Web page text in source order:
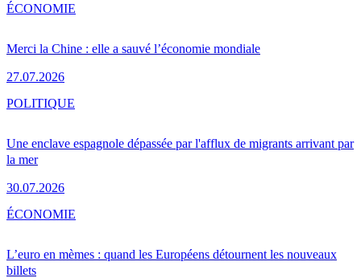
Merci la Chine : elle a sauvé l’économie mondiale
27.07.2026
ÉCONOMIE
Une enclave espagnole dépassée par l'afflux de migrants arrivant par
la mer
30.07.2026
POLITIQUE
L’euro en mèmes : quand les Européens détournent les nouveaux
billets
ÉCONOMIE